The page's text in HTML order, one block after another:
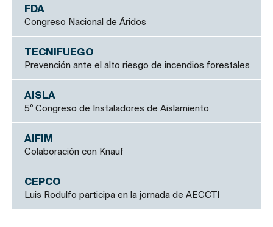
FDA
Congreso Nacional de Áridos
TECNIFUEGO
Prevención ante el alto riesgo de incendios forestales
AISLA
5º Congreso de Instaladores de Aislamiento
AIFIM
Colaboración con Knauf
CEPCO
Luis Rodulfo participa en la jornada de AECCTI